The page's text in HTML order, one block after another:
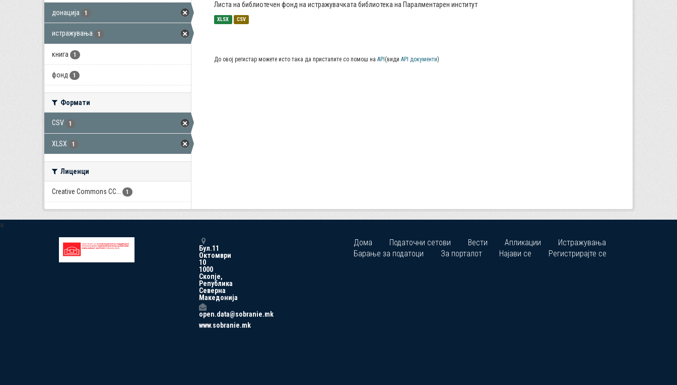
донација 1
истражувања 1
книга 1
фонд 1
Формати
CSV 1
XLSX 1
Лиценци
Creative Commons CC... 1
Листа на библиотечен фонд на истражувачката библиотека на Паралментарен институт
XLSX CSV
До овој регистар можете исто така да пристапите со помош на API (види API документи)
a
Бул.11
Октомври
10
1000
Скопје,
Република
Северна
Македонија
open.data@sobranie.mk
www.sobranie.mk
Дома Податочни сетови Вести Апликации
Истражувања
Барање за податоци
За порталот Најави се Регистрирајте се